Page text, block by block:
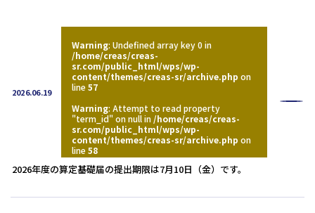
社会保険事務手続き等の代行
就業規則作成・改定
人事評価制度・人材育成
労務デューデリジェンス
労務コンプライアンス調査
お客様の声
セミナー情報
2026.06.19
Warning: Undefined array key 0 in
/home/creas/creas-
sr.com/public_html/wps/wp-
content/themes/creas-sr/archive.php on
line57
Warning: Attempt to read property
"term_id" on null in /home/creas/creas-
sr.com/public_html/wps/wp-
content/themes/creas-sr/archive.php on
line58
2026年度の算定基礎届の提出期限は7月10日（金）です。